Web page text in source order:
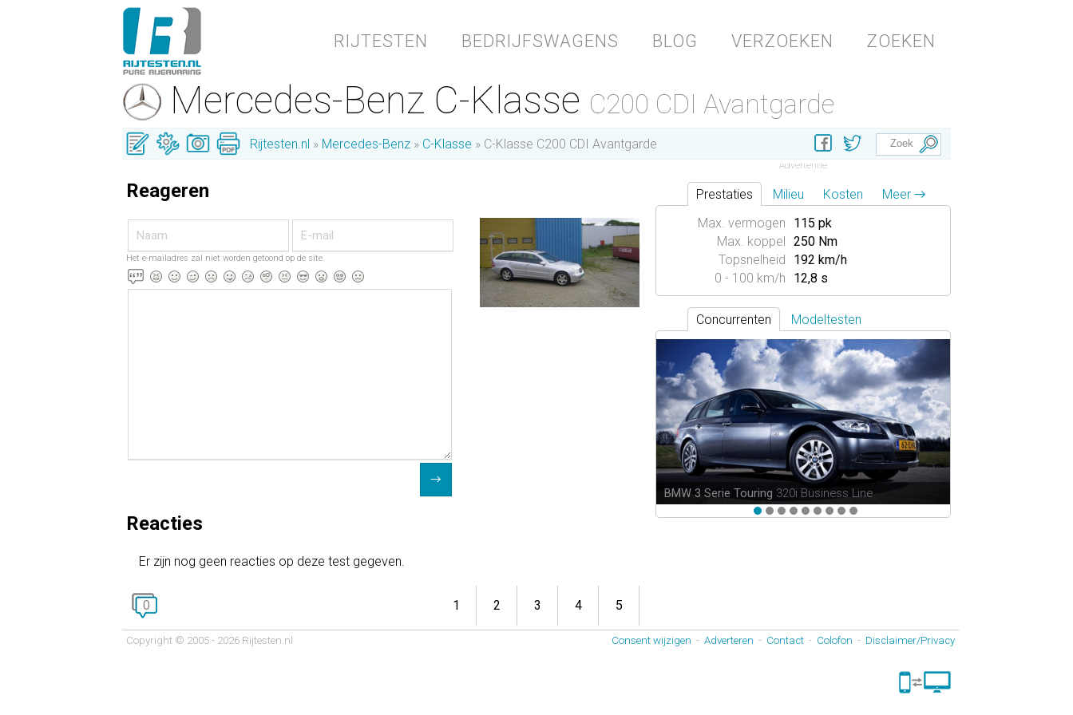
RIJTESTEN BEDRIJFSWAGENS BLOG VERZOEKEN ZOEKEN
Mercedes-Benz C-Klasse C200 CDI Avantgarde
Rijtesten.nl Mercedes-Benz C-Klasse C-Klasse C200 CDI Avantgarde
Reageren
Het e-mailadres zal niet worden getoond op de site.
Reacties
Er zijn nog geen reacties op deze test gegeven.
0 1 2 3 4 5
Prestaties Milieu Kosten
Meer →
Max. vermogen
115 pk
Max. koppel 250 Nm
Topsnelheid
192 km/h
0 - 100 km/h
12,8 s
Concurrenten Modeltesten
Volkswagen Passat Variant2.0 TDI Highline
Copyright © 2005 - 2026 Rijtesten.nl Consent wijzigen - Adverteren - Contact - Colofon - Disclaimer/Privacy